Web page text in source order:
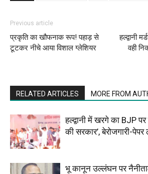
Previous article
प्रकृति का खौफनाक रूप! पहाड़ से
टूटकर नीचे आया विशाल ग्लेशियर
हल्द्वानी
वही
RELATED ARTICLES MORE FROM
हल्द्वानी में खरगे का BJP पर
की सरकार’, बेरोजगारी-
भू कानून उल्लंघन पर